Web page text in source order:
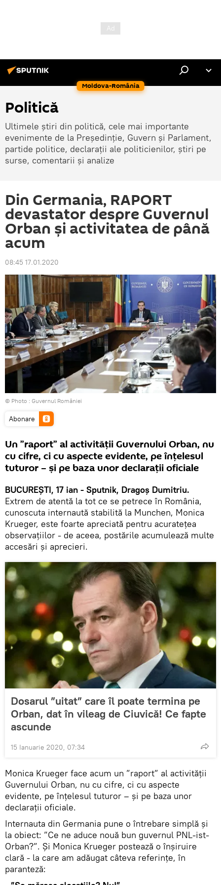
Moldova-România
Politică
Ultimele știri din politică, cele mai importante
evenimente de la Președinție, Guvern și Parlament,
partide politice, declarații ale politicienilor, știri pe
surse, comentarii și analize
Din Germania, RAPORT
devastator despre Guvernul
Orban și activitatea de până
acum
08:45 17.01.2020
© Photo : Guvernul României
Abonare
Un ”raport” al activității Guvernului Orban, nu
cu cifre, ci cu aspecte evidente, pe înțelesul
tuturor – și pe baza unor declarații oficiale
BUCUREȘTI, 17 ian - Sputnik, Dragoș Dumitriu.
Extrem de atentă la tot ce se petrece în România,
cunoscuta internaută stabilită la Munchen, Monica
Krueger, este foarte apreciată pentru acuratețea
observațiilor - de aceea, postările acumulează multe
accesări și aprecieri.
Dosarul ”uitat” care îl poate termina pe
Orban, dat în vileag de Ciuvică! Ce fapte
ascunde
15 Ianuarie 2020, 07:34
Monica Krueger face acum un ”raport” al activității
Guvernului Orban, nu cu cifre, ci cu aspecte
evidente, pe înțelesul tuturor – și pe baza unor
declarații oficiale.
Internauta din Germania pune o întrebare simplă și
la obiect: ”Ce ne aduce nouă bun guvernul PNL-ist-
Orban?”. Și Monica Krueger postează o înșiruire
clară - la care am adăugat câteva referințe, în
paranteză: